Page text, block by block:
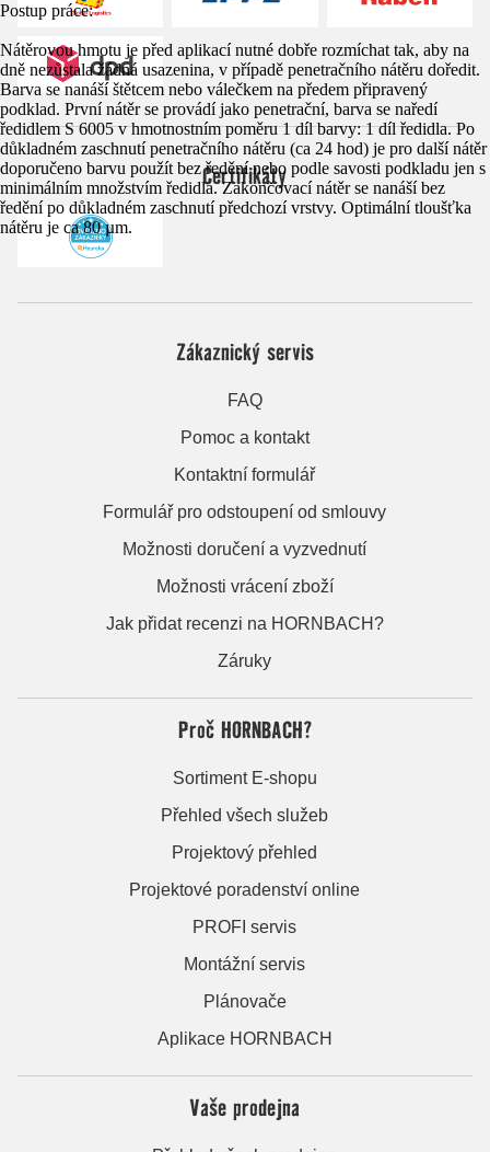
Postup práce:
Nátěrovou hmotu je před aplikací nutné dobře rozmíchat tak, aby na
dně nezůstala žádná usazenina, v případě penetračního nátěru doředit.
Barva se nanáší štětcem nebo válečkem na předem připravený
podklad. První nátěr se provádí jako penetrační, barva se naředí
ředidlem S 6005 v hmotnostním poměru 1 díl barvy: 1 díl ředidla. Po
důkladném zaschnutí penetračního nátěru (ca 24 hod) je pro další nátěr
doporučeno barvu použít bez ředění nebo podle savosti podkladu jen s
minimálním množstvím ředidla. Zakončovací nátěr se nanáší bez
ředění po důkladném zaschnutí předchozí vrstvy. Optimální tloušťka
nátěru je ca 80 µm.
Certifikáty
Zákaznický servis
FAQ
Pomoc a kontakt
Kontaktní formulář
Formulář pro odstoupení od smlouvy
Možnosti doručení a vyzvednutí
Možnosti vrácení zboží
Jak přidat recenzi na HORNBACH?
Záruky
Proč HORNBACH?
Sortiment E-shopu
Přehled všech služeb
Projektový přehled
Projektové poradenství online
PROFI servis
Montážní servis
Plánovače
Aplikace HORNBACH
Vaše prodejna